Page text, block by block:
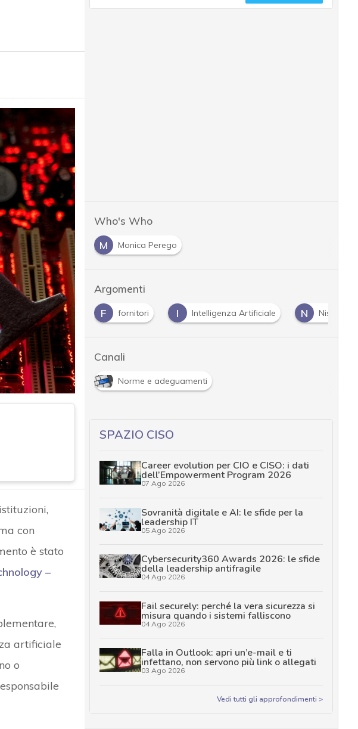
con
è stato
–
artificiale
o
Who's Who
M
Monica Perego
Argomenti
A
Applicazioni F fornitori I Intelligenza Artificiale N Nist
Canali
Norme e adeguamenti
SPAZIO CISO
Career evolution per CIO e CISO: i dati
dell’Empowerment Program 2026
07 Ago 2026
Sovranità digitale e AI: le sfide per la
leadership IT
05 Ago 2026
Cybersecurity360 Awards 2026: le sfide
della leadership antifragile
04 Ago 2026
Fail securely: perché la vera sicurezza si
misura quando i sistemi falliscono
04 Ago 2026
Falla in Outlook: apri un’e-mail e ti
infettano, non servono più link o allegati
03 Ago 2026
Vedi tutti gli approfondimenti >